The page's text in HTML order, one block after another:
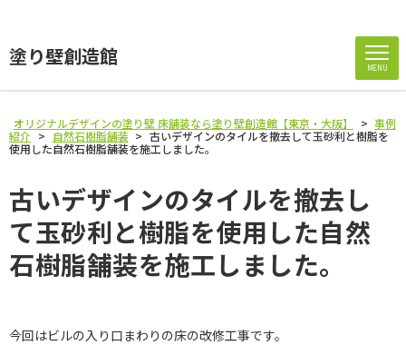
塗り壁創造館 MENU
オリジナルデザインの塗り壁 床舗装なら塗り壁創造館【東京・大阪】 > 事例
紹介 > 自然石樹脂舗装 > 古いデザインのタイルを撤去して玉砂利と樹脂を
使用した自然石樹脂舗装を施工しました。
古いデザインのタイルを撤去し
て玉砂利と樹脂を使用した自然
石樹脂舗装を施工しました。
今回はビルの入り口まわりの床の改修工事です。